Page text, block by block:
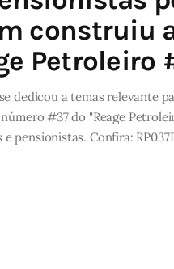
construiu
Petroleiro
dedicou a temas relevante
#37 do "Reage
pensionistas. Confira: